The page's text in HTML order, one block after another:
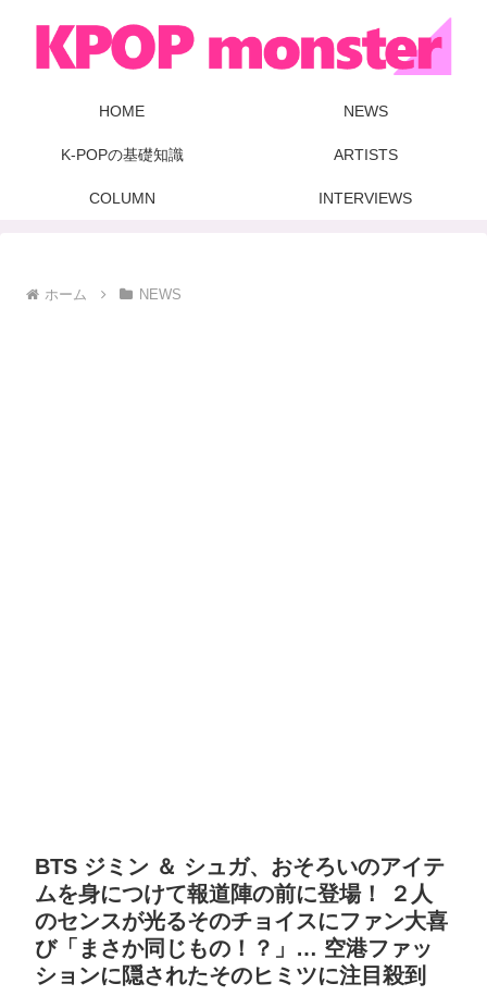
HOME NEWS
K-POPの基礎知識 ARTISTS
COLUMN INTERVIEWS
ホーム NEWS
BTS ジミン ＆ シュガ、おそろいのアイテ
ムを身につけて報道陣の前に登場！ ２人
のセンスが光るそのチョイスにファン大喜
び「まさか同じもの！？」… 空港ファッ
ションに隠されたそのヒミツに注目殺到